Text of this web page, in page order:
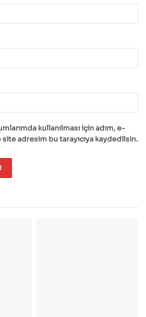
kullanılması için adım, e-
adresim bu tarayıcıya kaydedilsin.